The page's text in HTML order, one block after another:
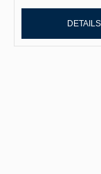
DETAILS